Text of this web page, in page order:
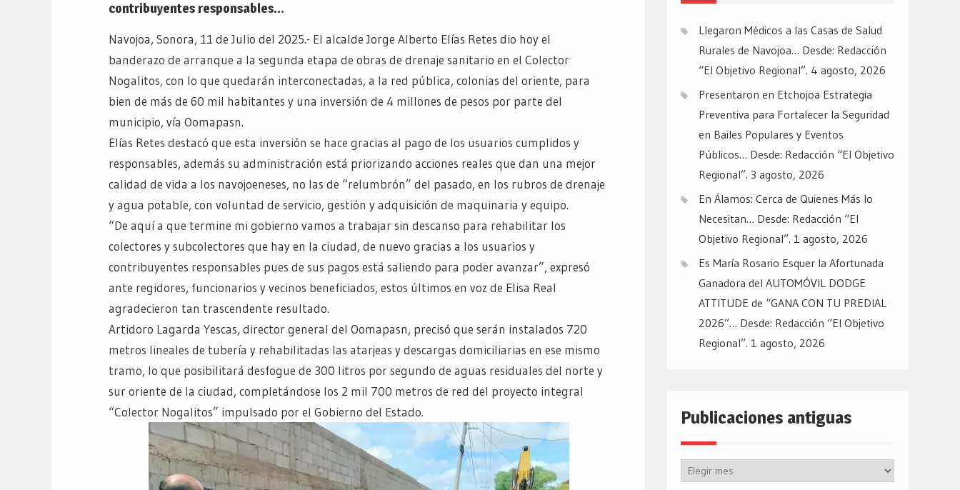
contribuyentes responsables…
Navojoa, Sonora, 11 de Julio del 2025.- El alcalde Jorge Alberto Elías Retes dio hoy el
banderazo de arranque a la segunda etapa de obras de drenaje sanitario en el Colector
Nogalitos, con lo que quedarán interconectadas, a la red pública, colonias del oriente, para
bien de más de 60 mil habitantes y una inversión de 4 millones de pesos por parte del
municipio, vía Oomapasn.
Elías Retes destacó que esta inversión se hace gracias al pago de los usuarios cumplidos y
responsables, además su administración está priorizando acciones reales que dan una mejor
calidad de vida a los navojoeneses, no las de “relumbrón” del pasado, en los rubros de drenaje
y agua potable, con voluntad de servicio, gestión y adquisición de maquinaria y equipo.
“De aquí a que termine mi gobierno vamos a trabajar sin descanso para rehabilitar los
colectores y subcolectores que hay en la ciudad, de nuevo gracias a los usuarios y
contribuyentes responsables pues de sus pagos está saliendo para poder avanzar”, expresó
ante regidores, funcionarios y vecinos beneficiados, estos últimos en voz de Elisa Real
agradecieron tan trascendente resultado.
Artidoro Lagarda Yescas, director general del Oomapasn, precisó que serán instalados 720
metros lineales de tubería y rehabilitadas las atarjeas y descargas domiciliarias en ese mismo
tramo, lo que posibilitará desfogue de 300 litros por segundo de aguas residuales del norte y
sur oriente de la ciudad, completándose los 2 mil 700 metros de red del proyecto integral
“Colector Nogalitos” impulsado por el Gobierno del Estado.
Llegaron Médicos a las Casas de Salud
Rurales de Navojoa… Desde: Redacción
“El Objetivo Regional”. 4 agosto, 2026
Presentaron en Etchojoa Estrategia
Preventiva para Fortalecer la Seguridad
en Bailes Populares y Eventos
Públicos… Desde: Redacción “El Objetivo
Regional”. 3 agosto, 2026
En Álamos: Cerca de Quienes Más lo
Necesitan… Desde: Redacción “El
Objetivo Regional”. 1 agosto, 2026
Es María Rosario Esquer la Afortunada
Ganadora del AUTOMÓVIL DODGE
ATTITUDE de “GANA CON TU PREDIAL
2026”… Desde: Redacción “El Objetivo
Regional”. 1 agosto, 2026
Publicaciones antiguas
Publicaciones